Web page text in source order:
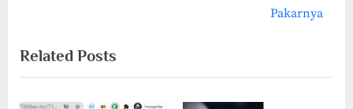
o
u
s
t
P
o
Pakarnya
Related Posts